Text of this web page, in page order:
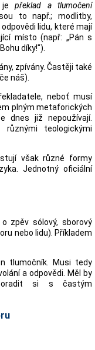
jepřeklad a tlumočení
to např.; modlitby,
lidu, které mají
místo (např: „Pán s
díky!").
zpívány. Častěji také
náš).
neboť musí
plným metaforických
dnes již nepoužívají.
teologickými
však různé formy
Jednotný oficiální
zpěv sólový, sborový
nebo lidu). Příkladem
tlumočník. Musi tedy
a odpovědi. Měl by
si s častým